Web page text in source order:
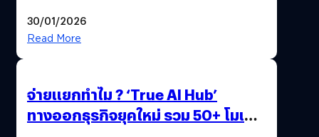
30/01/2026
Read More
จ่ายแยกทำไม ? ‘True AI Hub’
ทางออกธุรกิจยุคใหม่ รวม 50+ โมเดล